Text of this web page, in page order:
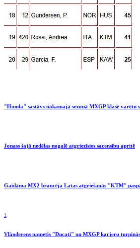
"Honda" sastāvs nākamajā sezonā MXGP klasē varētu
Jonass šajā nedēļas nogalē atgriezīsies sacensību apritē
Gaidāma MX2 braucēja Latas atgriešanās "KTM"
1
Vlānderens pametīs "Ducati" un MXGP karjeru